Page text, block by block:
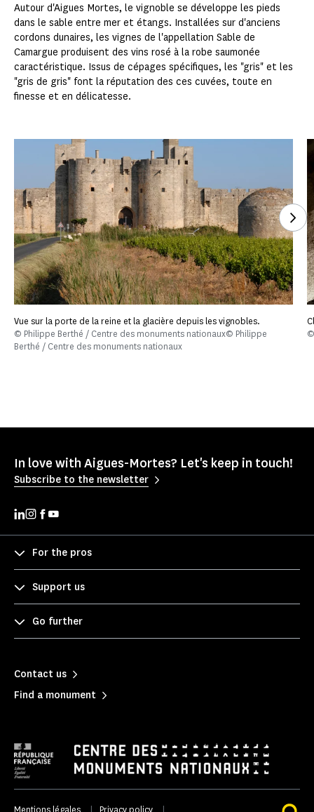
Autour d'Aigues Mortes, le vignoble se développe les pieds
dans le sable entre mer et étangs. Installées sur d'anciens
cordons dunaires, les vignes de l'appellation Sable de
Camargue produisent des vins rosé à la robe saumonée
caractéristique. Issus de cépages spécifiques, les "gris" et les
"gris de gris" font la réputation des ces cuvées, toute en
finesse et en délicatesse.
Vue sur la porte de la reine et la glacière depuis les vignobles.
© Philippe Berthé / Centre des monuments nationaux© Philippe
Berthé / Centre des monuments nationaux
In love with Aigues-Mortes? Let's keep in touch!
Subscribe to the newsletter
For the pros
Support us
Go further
Contact us
Find a monument